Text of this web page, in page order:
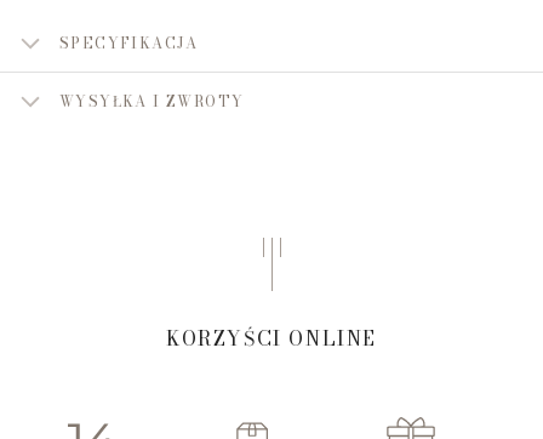
SPECYFIKACJA
WYSYŁKA I ZWROTY
KORZYŚCI ONLINE